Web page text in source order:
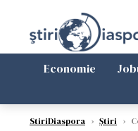
Economie
StiriDiaspora › Știri ›